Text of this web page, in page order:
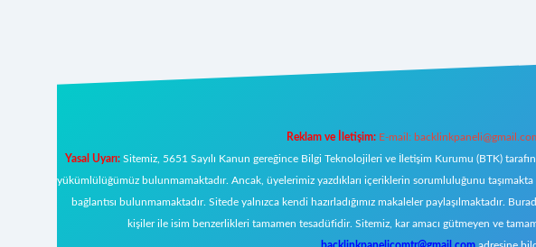
Reklam ve İletişim: E-mail:
Yasal Uyarı:Sitemiz, 5651 Sayılı Kanun gereğince Bilgi Teknolojileri ve İletişim Kurumu (BTK)
yükümlülüğümüz bulunmamaktadır. Ancak, üyelerimiz yazdıkları içeriklerin sorumluluğunu
bağlantısı bulunmamaktadır. Sitede yalnızca kendi hazırladığımız makaleler paylaşılmaktadır.
kişiler ile isim benzerlikleri tamamen tesadüfidir. Sitemiz, kar amacı gütmeyen ve